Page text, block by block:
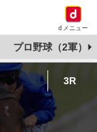
dメニュー
プロ野球（2軍）
3R